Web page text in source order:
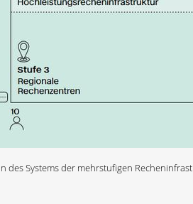
des Systems der mehrstufigen